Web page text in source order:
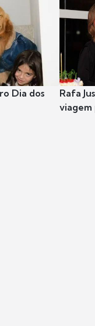
Dia dos
Rafa
viagem